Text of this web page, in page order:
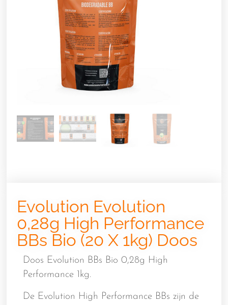
Evolution Evolution
0,28g High Performance
BBs Bio (20 X 1kg) Doos
Doos Evolution BBs Bio 0,28g High
Performance 1kg.
De Evolution High Performance BBs zijn de